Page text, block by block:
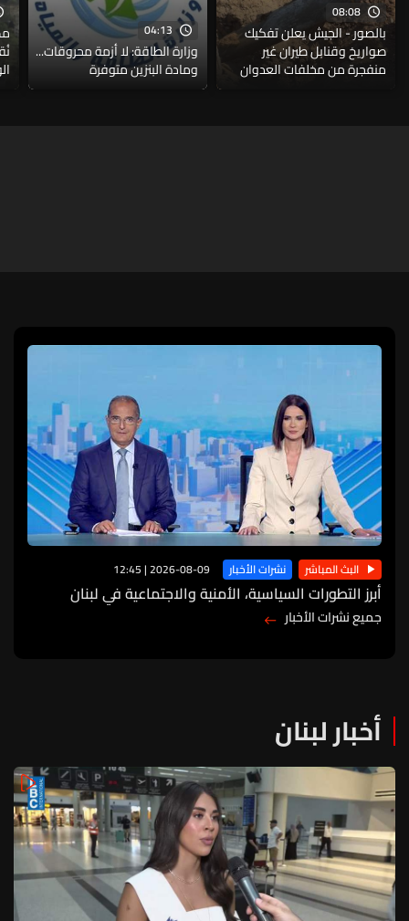
08:08
بالصور - الجيش يعلن تفكيك
صواريخ وقنابل طيران غير
منفجرة من مخلفات العدوان
04:13
وزارة الطاقة: لا أزمة محروقات...
ومادة البنزين متوفرة
البث المباشر نشرات الأخبار 12:45 | 2026-08-09
أبرز التطورات السياسية، الأمنية والاجتماعية في لبنان
والعالم يجمعها فريق الأخبار في نشرة مسائية عند الساعة
جميع نشرات الأخبار
أخبار لبنان